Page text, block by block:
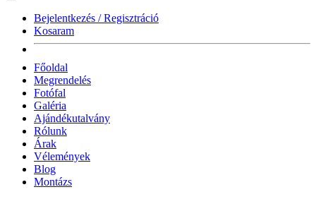
Bejelentkezés / Regisztráció
Kosaram
Főoldal
Megrendelés
Fotófal
Galéria
Ajándékutalvány
Rólunk
Árak
Vélemények
Blog
Montázs